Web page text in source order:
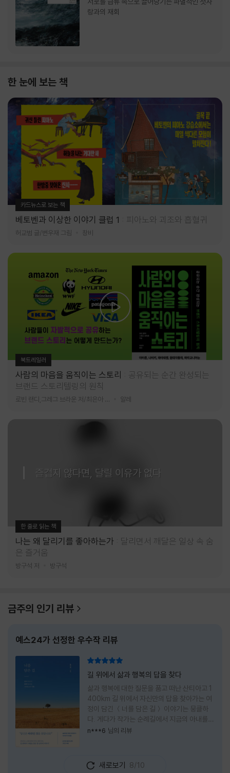
랑과의 재회
한 눈에 보는 책
카드뉴스로 보는 책
베토벤과 이상한 이야기 클럽 1 피아노와 괴조와 흡혈귀
허교범 글/변우재 그림 창비
북트레일러
사람의 마음을 움직이는 스토리
공유되는 순간 완성되는
브랜드 스토리텔링의 원칙
알레
즐겁지 않다면, 달릴 이유가 없다
한 줄로 읽는 책
나는 왜 달리기를 좋아하는가
달리면서 깨달은 일상 속 숨
은 즐거움
방구석 저 방구석
금주의 인기 리뷰
예스24가 선정한 우수작 리뷰
길 위에서 삶과 행복의 답을 찾다
삶과 행복에 대한 질문을 품고 떠난 산티아고 1
400km 길 위에서 자신만의 답을 찾아가는 여
정이 담긴 ＜너를 담은 길＞ 이야기는 뭉클하
다. 게다가 작가는 순례길에서 지금의 아내를
만나 여행 로맨스의 정석인 '비포 선라이즈'를
에 작가가 소개한 다양한 도서들의 문장들을 만
나는 것 역시 읽기의 또다른 즐거움이었다. 여
n***6 님의 리뷰
새로보기 8/10